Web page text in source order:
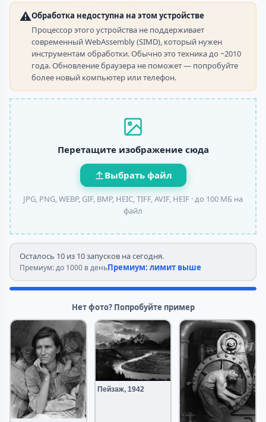
⚠️Обработка недоступна на этом устройстве
Процессор этого устройства не поддерживает
современный WebAssembly (SIMD), который нужен
инструментам обработки. Обычно это техника до ~2010
года. Обновление браузера не поможет — попробуйте
более новый компьютер или телефон.
Перетащите изображение сюда
Выбрать файл
JPG, PNG, WEBP, GIF, BMP, HEIC, TIFF, AVIF, HEIF ·до 100 МБ на
файл
Осталось 10 из 10 запусков на сегодня.
Премиум: до 1000 в деньПремиум: лимит выше
Нет фото? Попробуйте пример
Пейзаж, 1942